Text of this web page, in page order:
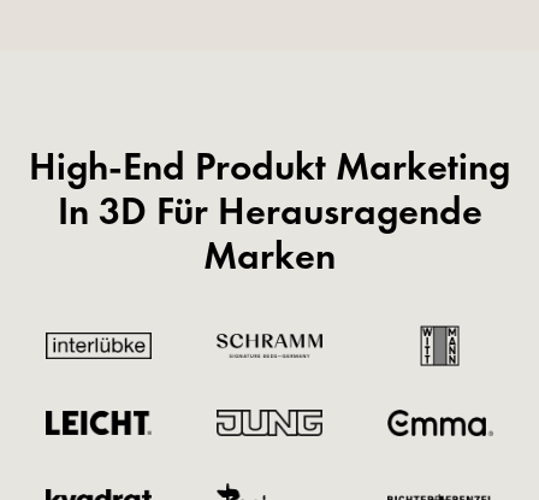
High-End Produkt Marketing
In 3D Für Herausragende
Marken